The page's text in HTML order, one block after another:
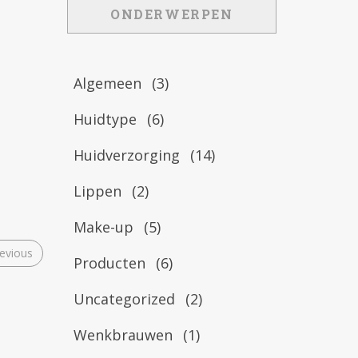
ONDERWERPEN
Algemeen
(3)
Huidtype
(6)
Huidverzorging
(14)
Lippen
(2)
Make-up
(5)
Producten
(6)
Uncategorized
(2)
Wenkbrauwen
(1)